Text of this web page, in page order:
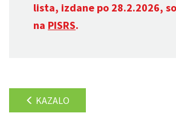
lista, izdane po 28.2.2026,
na PISRS.
KAZALO